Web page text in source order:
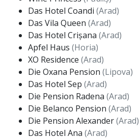
Das Hotel Coandi (Arad)
Das Vila Queen (Arad)
Das Hotel Crișana (Arad)
Apfel Haus (Horia)
XO Residence (Arad)
Die Oxana Pension (Lipova)
Das Hotel Sep (Arad)
Die Pension Radena (Arad)
Die Belanco Pension (Arad)
Die Pension Alexander(Arad)
Das Hotel Ana (Arad)